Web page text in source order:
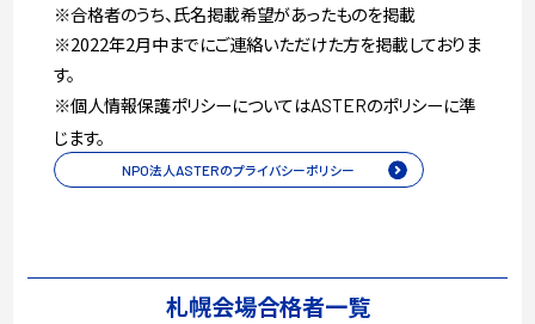
※合格者のうち、氏名掲載希望があったものを掲載
※2022年2月中までにご連絡いただけた方を掲載しておりま
す。
※個人情報保護ポリシーについてはASTERのポリシーに準
じます。
NPO法人ASTERのプライバシーポリシー
札幌会場合格者一覧